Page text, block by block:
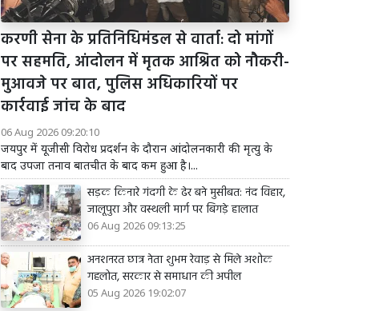
करणी सेना के प्रतिनिधिमंडल से वार्ता: दो मांगों
पर सहमति, आंदोलन में मृतक आश्रित को नौकरी-
मुआवजे पर बात, पुलिस अधिकारियों पर
कार्रवाई जांच के बाद
06 Aug 2026 09:20:10
जयपुर में यूजीसी विरोध प्रदर्शन के दौरान आंदोलनकारी की मृत्यु के
बाद उपजा तनाव बातचीत के बाद कम हुआ है।...
सड़क किनारे गंदगी के ढेर बने मुसीबत: नंद विहार,
जालूपुरा और वस्थली मार्ग पर बिगड़े हालात
06 Aug 2026 09:13:25
अनशनरत छात्र नेता शुभम रेवाड़ से मिले अशोक
गहलोत, सरकार से समाधान की अपील
05 Aug 2026 19:02:07